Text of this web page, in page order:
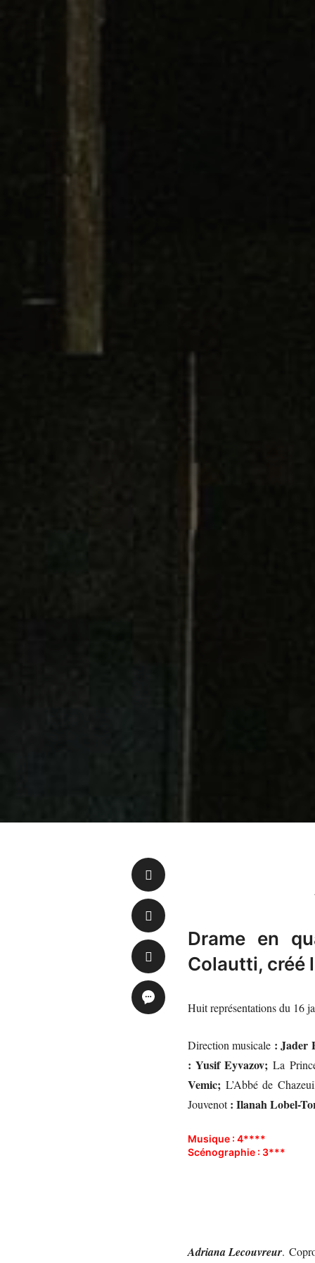
Drame en
Colautti, créé
Huit représentations du 16
Direction musicale : Jader
: Yusif Eyvazov;La
Vemic;L’Abbé de
Jouvenot: Ilanah Lobel-
Musique : 4****
Scénographie : 3***
Adriana Lecouvreur.